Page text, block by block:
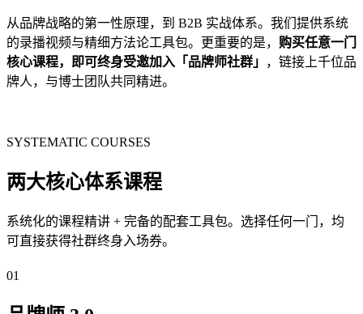
从品牌战略的第一性原理，到 B2B 实战体系。我们提供系统
的录播视频与精细方法论工具包。更重要的是， 购买任意一门
核心课程，即可终身受邀加入「品牌师社群」
，链接上千位品
牌人，与博士团队共同精进。
SYSTEMATIC COURSES
两大核心体系课程
系统化的课程精讲 + 完备的配套工具包。选择任何一门，均
可直接获得社群终身入场券。
01